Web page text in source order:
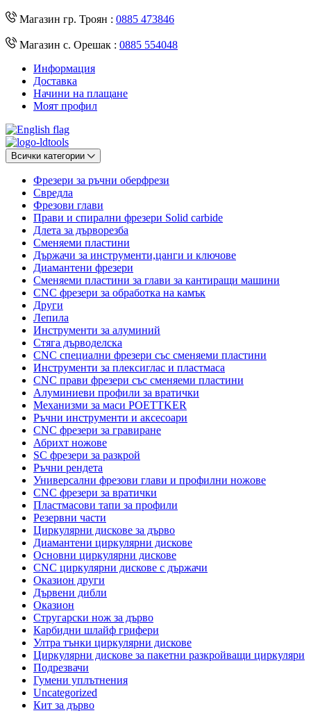
Магазин гр. Троян : 0885 473846
Магазин с. Орешак : 0885 554048
Информация
Доставка
Начини на плащане
Моят профил
Всички категории
Фрезери за ръчни оберфрези
Свредла
Фрезови глави
Прави и спирални фрезери Solid carbide
Длета за дърворезба
Сменяеми пластини
Държачи за инструменти,цанги и ключове
Диамантени фрезери
Сменяеми пластини за глави за кантиращи машини
CNC фрезери за обработка на камък
Други
Лепила
Инструменти за алуминий
Стяга дърводелска
CNC специални фрезери със сменяеми пластини
Инструменти за плексиглас и пластмаса
CNC прави фрезери със сменяеми пластини
Алуминиеви профили за вратички
Механизми за маси POETTKER
Ръчни инструменти и аксесоари
CNC фрезери за гравиране
Абрихт ножове
SC фрезери за разкрой
Ръчни рендета
Универсални фрезови глави и профилни ножове
CNC фрезери за вратички
Пластмасови тапи за профили
Резервни части
Циркулярни дискове за дърво
Диамантени циркулярни дискове
Основни циркулярни дискове
CNC циркулярни дискове с държачи
Оказион други
Дървени дибли
Оказион
Стругарски нож за дърво
Карбидни шлайф грифери
Ултра тънки циркулярни дискове
Циркулярни дискове за пакетни разкройващи циркуляри
Подрезвачи
Гумени уплътнения
Uncategorized
Кит за дърво